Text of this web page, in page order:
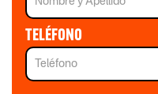
TELÉFONO